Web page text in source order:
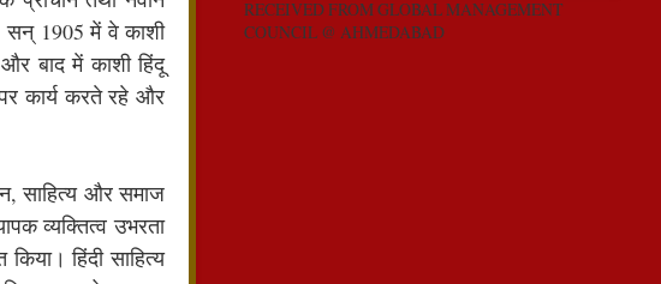
सन् 1905 में वे काशी
बाद में काशी हिंदू
कार्य करते रहे और
साहित्य और समाज
व्यक्तित्व उभरता
हिंदी साहित्य
RECEIVED FROM GLOBAL MANAGEMENT
COUNCIL @ AHMEDABAD